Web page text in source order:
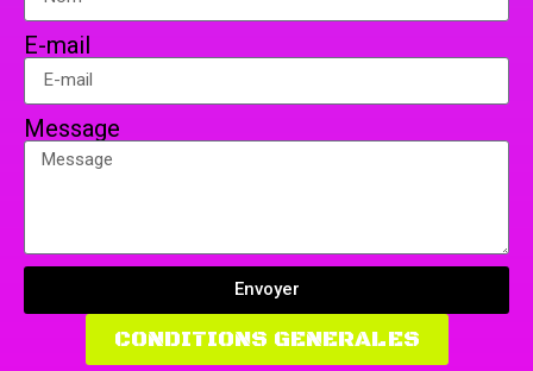
E-mail
Message
Envoyer
CONDITIONS GENERALES